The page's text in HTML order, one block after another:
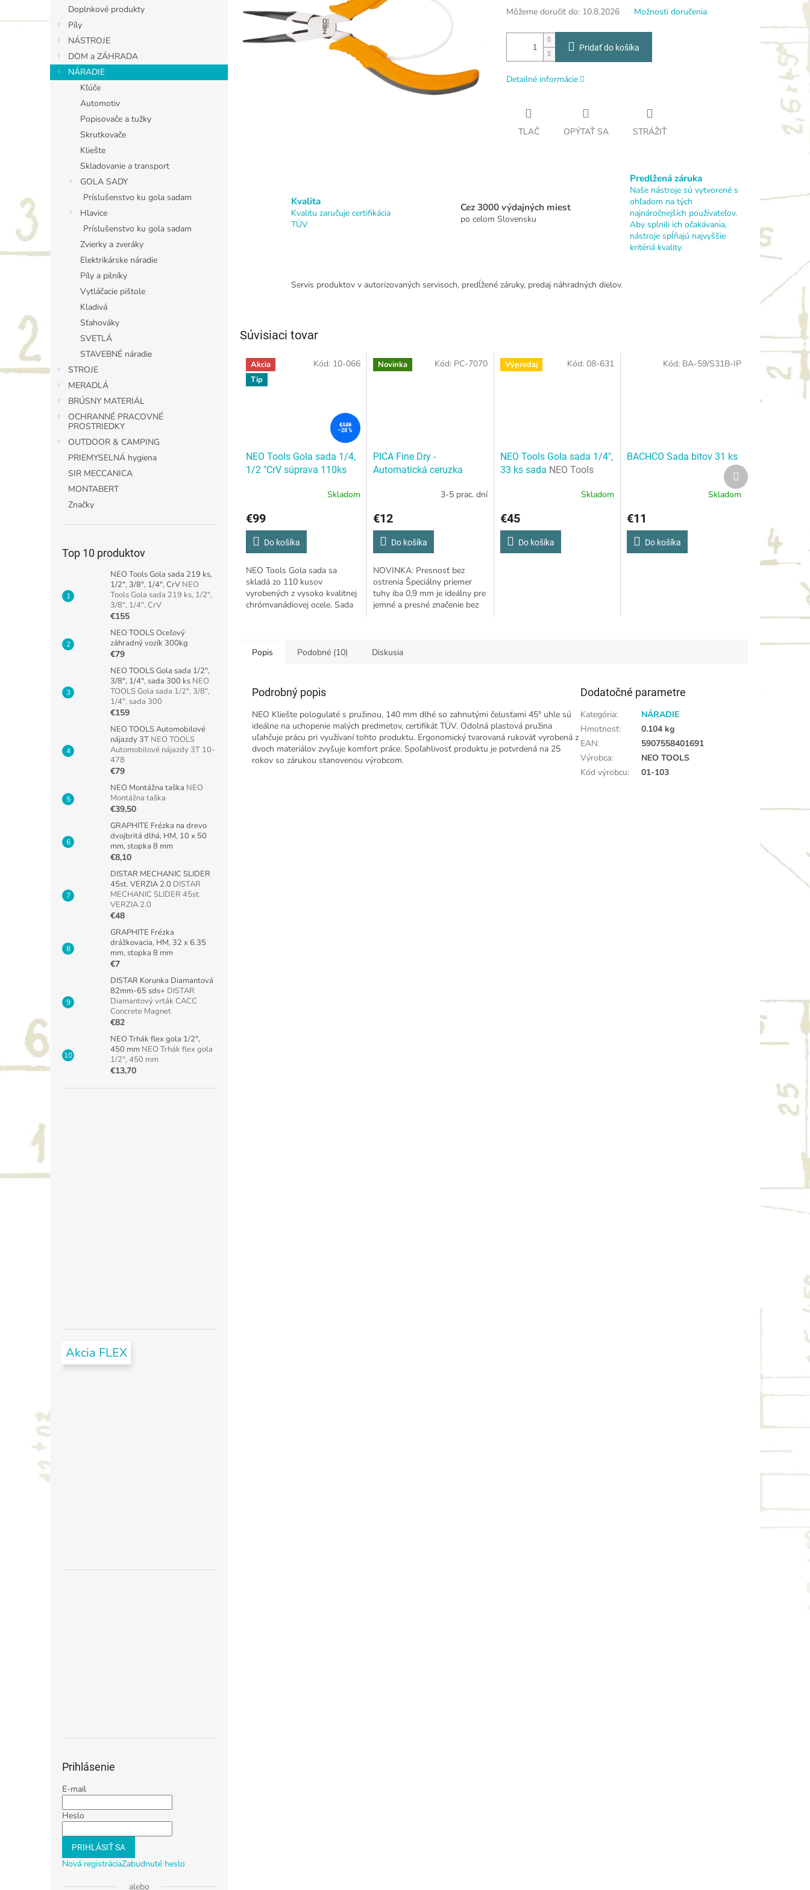
Doplnkové produkty
Píly
NÁSTROJE
DOM a ZÁHRADA
NÁRADIE
Kľúče
Automotiv
Popisovače a tužky
Skrutkovače
Kliešte
Skladovanie a transport
GOLA SADY
Príslušenstvo ku gola sadam
Hlavice
Príslušenstvo ku gola sadam
Zvierky a zveráky
Elektrikárske náradie
Píly a pilníky
Vytláčacie pištole
Kladivá
Sťahováky
SVETLÁ
STAVEBNÉ náradie
STROJE
MERADLÁ
BRÚSNY MATERIÁL
OCHRANNÉ PRACOVNÉ
PROSTRIEDKY
OUTDOOR & CAMPING
PRIEMYSELNÁ hygiena
SIR MECCANICA
MONTABERT
Značky
Top 10 produktov
NEO Tools Gola sada 219 ks,
1/2", 3/8", 1/4", CrV NEO
Tools Gola sada 219 ks, 1/2",
3/8", 1/4", CrV
€155
NEO TOOLS Oceľový
záhradný vozík 300kg
€79
NEO TOOLS Gola sada 1/2",
3/8", 1/4", sada 300 ks NEO
TOOLS Gola sada 1/2", 3/8",
1/4", sada 300
€159
NEO TOOLS Automobilové
nájazdy 3T NEO TOOLS
Automobilové nájazdy 3T 10-
478
€79
NEO Montážna taška NEO
Montážna taška
€39,50
GRAPHITE Frézka na drevo
dvojbritá dlhá, HM, 10 x 50
mm, stopka 8 mm
€8,10
DISTAR MECHANIC SLIDER
45st. VERZIA 2.0 DISTAR
MECHANIC SLIDER 45st.
VERZIA 2.0
€48
GRAPHITE Frézka
drážkovacia, HM, 32 x 6.35
mm, stopka 8 mm
€7
DISTAR Korunka Diamantová
82mm-65 sds+ DISTAR
Diamantový vrták CACC
Concrete Magnet
€82
NEO Trhák flex gola 1/2",
450 mm NEO Trhák flex gola
1/2", 450 mm
€13,70
Akcia FLEX
Prihlásenie
E-mail
Heslo
PRIHLÁSIŤ SA
Nová registráciaZabudnuté heslo
alebo
Môžeme doručiť do: 10.8.2026 Možnosti doručenia
Pridať do košíka
Detailné informácie
TLAČ OPÝTAŤ SA STRÁŽIŤ
Kvalita
Kvalitu zaručuje certifikácia
TÜV
Cez 3000 výdajných miest
po celom Slovensku
Predlžená záruka
Naše nástroje sú vytvorené s
ohľadom na tých
najnáročnejších používateľov.
Aby splnili ich očakávania,
nástroje spĺňajú najvyššie
kritériá kvality.
Servis produktov v autorizovaných servisoch, predĺžené záruky, predaj náhradných dielov.
Súvisiaci tovar
Akcia
Tip
€139
–28 %
NEO Tools Gola sada 1/4,
1/2 "CrV súprava 110ks
1/2 "CrV súprava 110ks
Skladom
€99
Do košíka
NEO Tools Gola sada sa
skladá zo 110 kusov
vyrobených z vysoko kvalitnej
chrómvanádiovej ocele. Sada
Kód: 10-066 Novinka
PICA Fine Dry -
Automatická ceruzka
3-5 prac. dní
€12
Do košíka
NOVINKA: Presnosť bez
ostrenia Špeciálny priemer
tuhy iba 0,9 mm je ideálny pre
jemné a presné značenie bez
Kód: PC-7070 Výpredaj
NEO Tools Gola sada 1/4",
33 ks sada NEO Tools
Skladom
€45
Do košíka
Kód:08-631
BACHCO Sada bitov 31 ks
Skladom
€11
Do košíka
Kód: BA-59/S31B-IP
Ďalší
produkt
Popis Podobné (10) Diskusia
Podrobný popis
NEO Kliešte pologulaté s pružinou, 140 mm dlhé so zahnutými čelusťami 45° uhle sú
ideálne na uchopenie malých predmetov, certifikát TÜV. Odolná plastová pružina
uľahčuje prácu pri využívaní tohto produktu. Ergonomický tvarovaná rukoväť vyrobená z
dvoch materiálov zvyšuje komfort práce. Spoľahlivosť produktu je potvrdená na 25
rokov so zárukou stanovenou výrobcom.
Dodatočné parametre
Kategória:
NÁRADIE
Hmotnosť:
0.104 kg
EAN:
5907558401691
Výrobca:
NEO TOOLS
Kód výrobcu: 01-103